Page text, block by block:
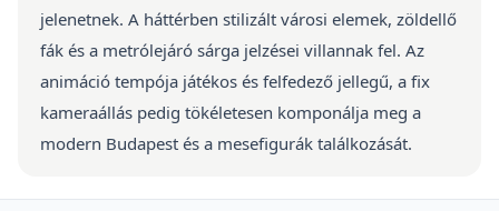
jelenetnek. A háttérben stilizált városi elemek, zöldellő
fák és a metrólejáró sárga jelzései villannak fel. Az
animáció tempója játékos és felfedező jellegű, a fix
kameraállás pedig tökéletesen komponálja meg a
modern Budapest és a mesefigurák találkozását.